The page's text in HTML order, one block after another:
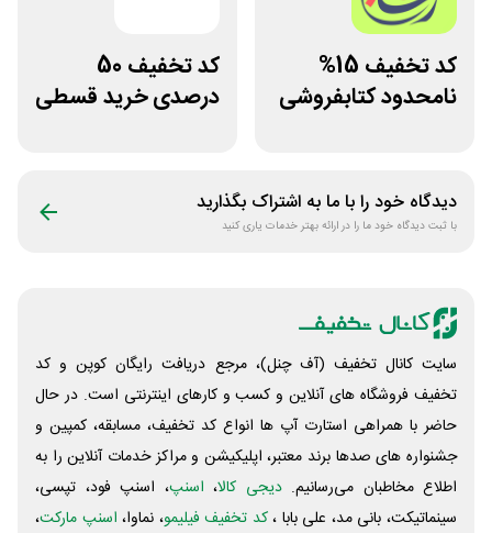
کد تخفیف 15%
نامحدود کتابفروشی
کد تخفیف 50
درصدی خرید قسطی
دیدگاه خود را با ما به اشتراک بگذارید
با ثبت دیدگاه خود ما را در ارائه بهتر خدمات یاری کنید
سایت کانال تخفیف (آف چنل)، مرجع دریافت رایگان کوپن و کد
تخفیف فروشگاه های آنلاین و کسب و‌ کارهای اینترنتی است. در حال
حاضر با همراهی استارت آپ ها انواع کد تخفیف، مسابقه، کمپین و
جشنواره های صدها برند معتبر، اپلیکیشن و مراکز خدمات آنلاین را به
اطلاع مخاطبان می‌رسانیم. دیجی کالا، اسنپ، اسنپ فود، تپسی،
سینماتیکت، بانی مد، علی‌ بابا ،کد تخفیف فیلیمو، نماوا، اسنپ مارکت،